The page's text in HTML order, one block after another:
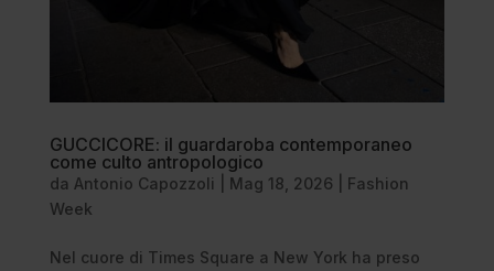
GUCCICORE: il guardaroba contemporaneo
come culto antropologico
da Antonio Capozzoli Mag 18, 2026
Fashion
Week
Nel cuore di Times Square a New York ha preso